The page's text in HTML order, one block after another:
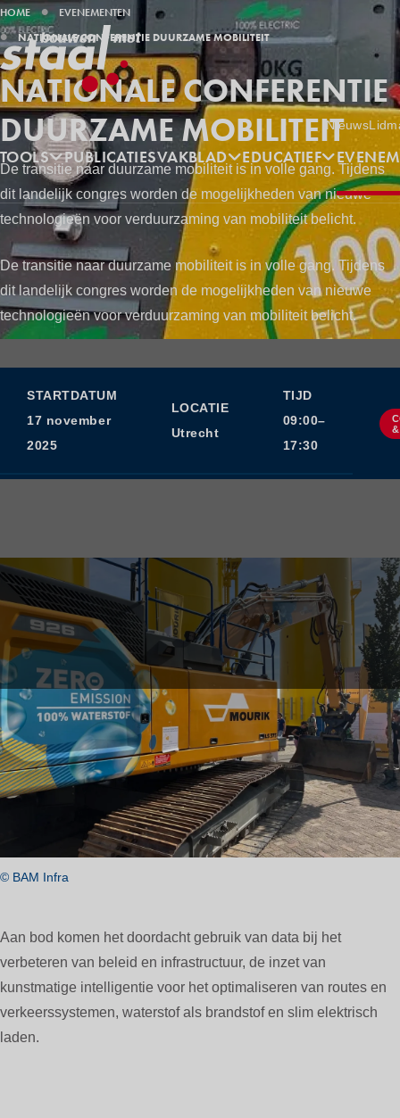
Utilities
Nieuws
Hoofdnavigatie
TOOLS PUBLICATIESVAKBLAD EDUCATIEF
KRUIMELPAD
HOME
EVENEMENTEN
NATIONALE CONFERENTIE DUURZAME MOBILITEIT
NATIONALE CONFERENTIE
DUURZAME MOBILITEIT
De transitie naar duurzame mobiliteit is in volle gang. Tijdens
dit landelijk congres worden de mogelijkheden van nieuwe
technologieën voor verduurzaming van mobiliteit belicht.
De transitie naar duurzame mobiliteit is in volle gang. Tijdens
dit landelijk congres worden de mogelijkheden van nieuwe
technologieën voor verduurzaming van mobiliteit belicht.
STARTDATUM
17 november
2025
LOCATIE
Utrecht
TIJD
09:00–
17:30
CONTENT
© BAM Infra
Aan bod komen het doordacht gebruik van data bij het
verbeteren van beleid en infrastructuur, de inzet van
kunstmatige intelligentie voor het optimaliseren van routes en
verkeerssystemen, waterstof als brandstof en slim elektrisch
laden.